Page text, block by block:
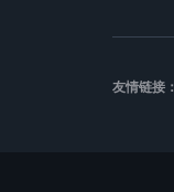
友情链接：